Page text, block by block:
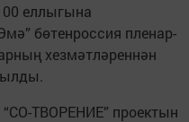
еллыгына
бөтенроссия пленар-
хезмәтләреннән
“СО-ТВОРЕНИЕ” проектын